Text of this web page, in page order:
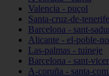
Valencia - puçol
Santa-cruz-de-
Barcelona - sant-
Alicante - el-poble-
Las-palmas - tuineje
Barcelona - sant-
A-coruña - santa-